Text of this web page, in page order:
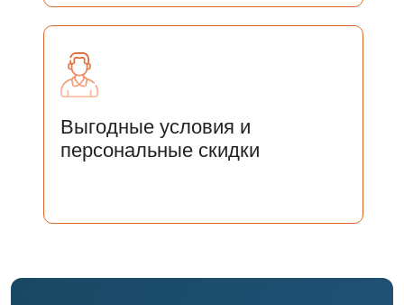
Выгодные условия и
персональные скидки
Нажимая на кнопку «Отправить» Вы соглашаетесь
данных